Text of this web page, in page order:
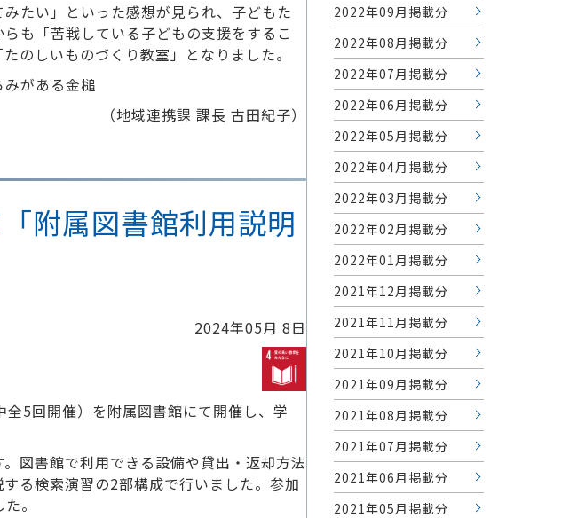
たい」といった感想が見られ、子どもた
も「苦戦している子どもの支援をするこ
のしいものづくり教室」となりました。
がある金槌
（地域連携課 課長 古田紀子）
附属図書館利用説明
2024年05月 8日
5回開催）を附属図書館にて開催し、学
図書館で利用できる設備や貸出・返却方法
る検索演習の2部構成で行いました。参加
。
2022年09月掲載分
2022年08月掲載分
2022年07月掲載分
2022年06月掲載分
2022年05月掲載分
2022年04月掲載分
2022年03月掲載分
2022年02月掲載分
2022年01月掲載分
2021年12月掲載分
2021年11月掲載分
2021年10月掲載分
2021年09月掲載分
2021年08月掲載分
2021年07月掲載分
2021年06月掲載分
2021年05月掲載分